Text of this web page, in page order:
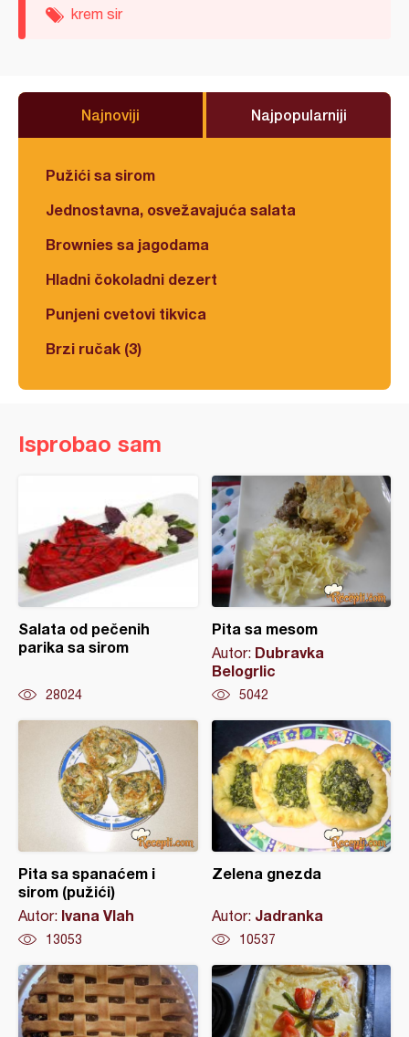
krem sir
Najnoviji Najpopularniji
Pužići sa sirom
Jednostavna, osvežavajuća salata
Brownies sa jagodama
Hladni čokoladni dezert
Punjeni cvetovi tikvica
Brzi ručak (3)
Isprobao sam
Salata od pečenih
parika sa sirom
28024
Pita sa mesom
Autor: Dubravka
Belogrlic
5042
Pita sa spanaćem i
sirom (pužići)
Autor: Ivana Vlah
13053
Zelena gnezda
Autor: Jadranka
10537